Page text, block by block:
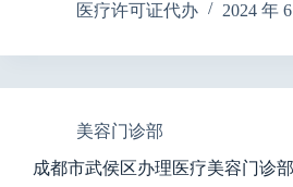
医疗许可证代办
2024 年
美容门诊部
成都市武侯区办理医疗美容门诊部